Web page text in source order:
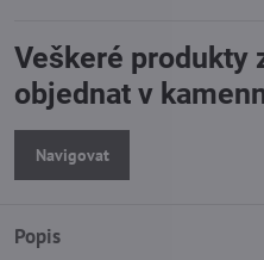
Veškeré produkty
objednat v
Navigovat
Popis